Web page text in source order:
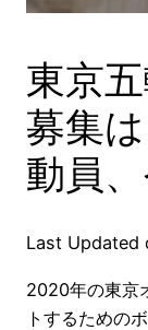
東京
募集
動員
Last
2020年の東京
トするための